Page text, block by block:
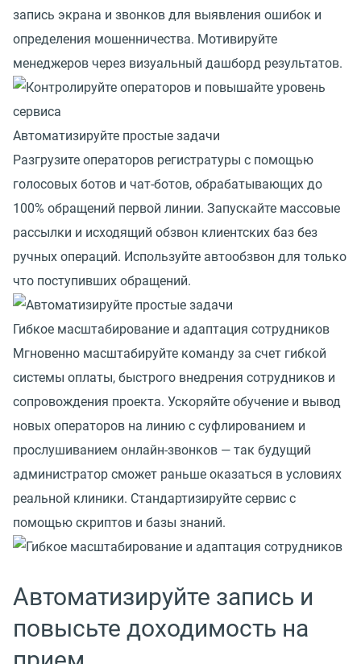
запись экрана и звонков для выявления ошибок и
определения мошенничества. Мотивируйте
менеджеров через визуальный дашборд результатов.
Автоматизируйте простые задачи
Разгрузите операторов регистратуры с помощью
голосовых ботов и чат-ботов, обрабатывающих до
100% обращений первой линии. Запускайте массовые
рассылки и исходящий обзвон клиентских баз без
ручных операций. Используйте автообзвон для только
что поступивших обращений.
Гибкое масштабирование и адаптация сотрудников
Мгновенно масштабируйте команду за счет гибкой
системы оплаты, быстрого внедрения сотрудников и
сопровождения проекта. Ускоряйте обучение и вывод
новых операторов на линию с суфлированием и
прослушиванием онлайн-звонков — так будущий
администратор сможет раньше оказаться в условиях
реальной клиники. Стандартизируйте сервис с
помощью скриптов и базы знаний.
Автоматизируйте запись и
повысьте доходимость на